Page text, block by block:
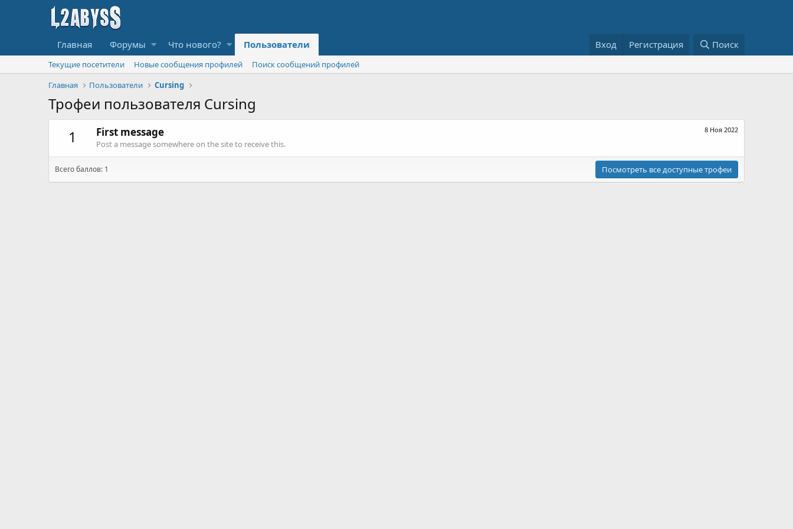
Главная Форумы Что нового? Пользователи Вход Регистрация Поиск
Текущие посетители Новые сообщения профилей
Поиск сообщений профилей
Главная
Пользователи Cursing
Трофеи пользователя Cursing
1
8 Ноя 2022
First message
Post a message somewhere on the site to receive this.
Всего баллов: 1 Посмотреть все доступные трофеи